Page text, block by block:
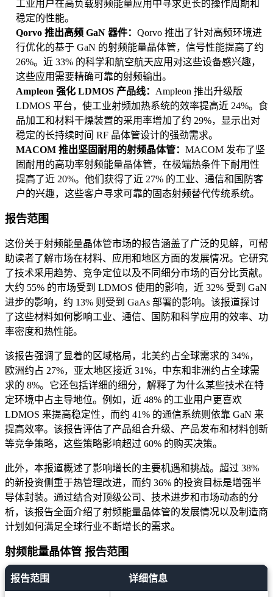
工业用户在高负载射频能量应用中寻求更长的操作周期和
稳定的性能。
Qorvo 推出高频 GaN 器件： Qorvo 推出了针对高频环境进
行优化的基于 GaN 的射频能量晶体管，信号性能提高了约
26%。近 33% 的科学和航空航天应用对这些设备感兴趣，
这些应用需要精确可靠的射频输出。
Ampleon 强化 LDMOS 产品线： Ampleon 推出升级版
LDMOS 平台，使工业射频加热系统的效率提高近 24%。食
品加工和材料干燥装置的采用率增加了约 29%，显示出对
稳定的长持续时间 RF 晶体管设计的强劲需求。
MACOM 推出坚固耐用的射频晶体管： MACOM 发布了坚
固耐用的高功率射频能量晶体管，在极端热条件下耐用性
提高了近 20%。他们获得了近 27% 的工业、通信和国防客
户的兴趣，这些客户寻求可靠的固态射频替代传统系统。
报告范围
这份关于射频能量晶体管市场的报告涵盖了广泛的见解，可帮
助读者了解市场在材料、应用和地区方面的发展情况。它研究
了技术采用趋势、竞争定位以及不同细分市场的百分比贡献。
大约 55% 的市场受到 LDMOS 使用的影响，近 32% 受到 GaN
进步的影响，约 13% 则受到 GaAs 部署的影响。该报道探讨
了这些材料如何影响工业、通信、国防和科学应用的效率、功
率密度和热性能。
该报告强调了显着的区域格局，北美约占全球需求的 34%，
欧洲约占 27%，亚太地区接近 31%，中东和非洲约占全球需
求的 8%。它还包括详细的细分，解释了为什么某些技术在特
定环境中占主导地位。例如，近 48% 的工业用户更喜欢
LDMOS 来提高稳定性，而约 41% 的通信系统则依靠 GaN 来
提高效率。该报告评估了产品组合升级、产品发布和材料创新
等竞争策略，这些策略影响超过 60% 的购买决策。
此外，本报道概述了影响增长的主要机遇和挑战。超过 38%
的新投资侧重于热管理改进，而约 36% 的投资目标是增强半
导体封装。通过结合对顶级公司、技术进步和市场动态的分
析，该报告全面介绍了射频能量晶体管的发展情况以及制造商
计划如何满足全球行业不断增长的需求。
射频能量晶体管 报告范围
报告范围 详细信息